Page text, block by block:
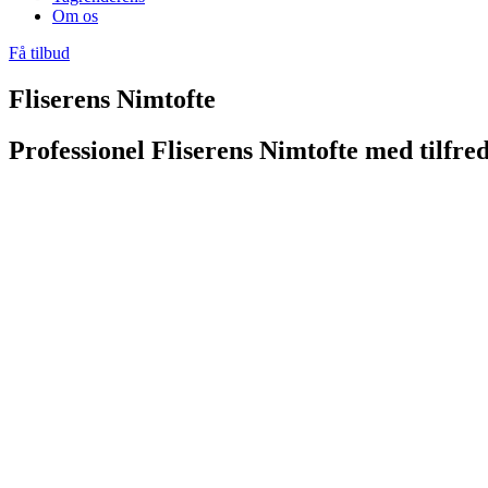
Om os
Få tilbud
Fliserens Nimtofte
Professionel Fliserens Nimtofte med